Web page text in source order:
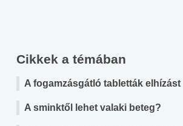
Cikkek a témában
A fogamzásgátló tabletták
A sminktől lehet valaki beteg?